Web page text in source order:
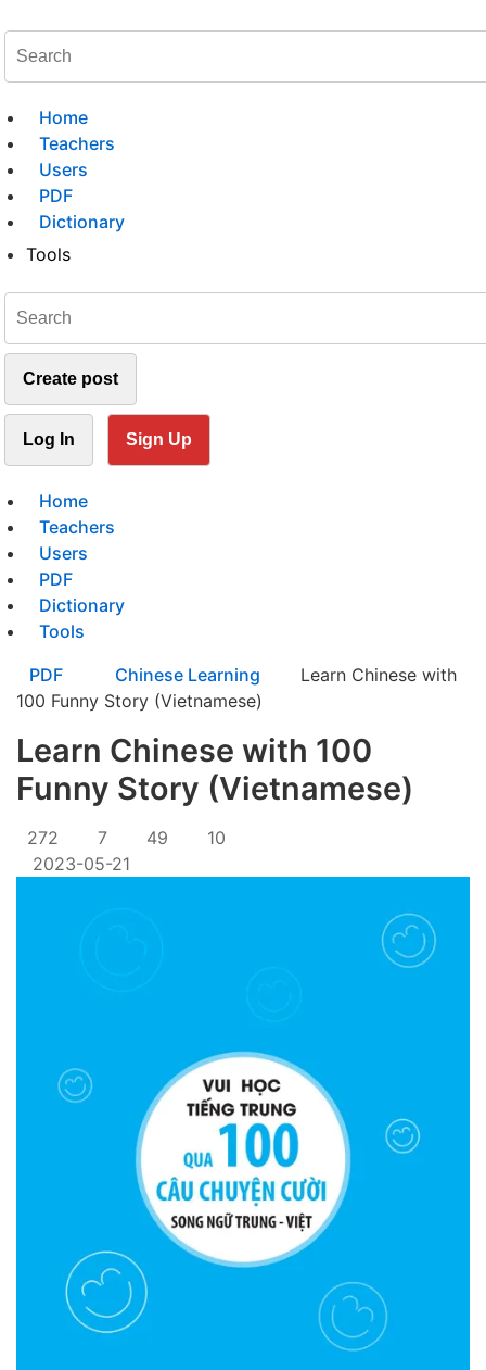
Home
Teachers
Users
PDF
Dictionary
Tools
Create post
Log In Sign Up
Home
Teachers
Users
PDF
Dictionary
Tools
PDF
Chinese Learning
Learn Chinese with
100 Funny Story (Vietnamese)
Learn Chinese with 100
Funny Story (Vietnamese)
272 7 49
10
2023-05-21